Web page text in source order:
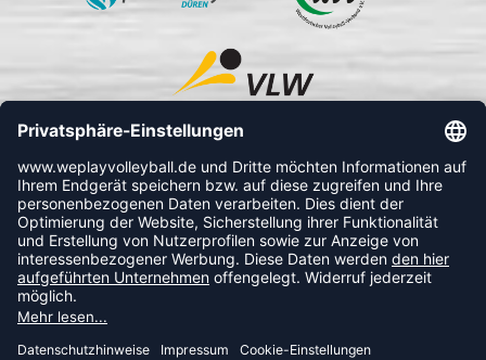
FOLLOW US